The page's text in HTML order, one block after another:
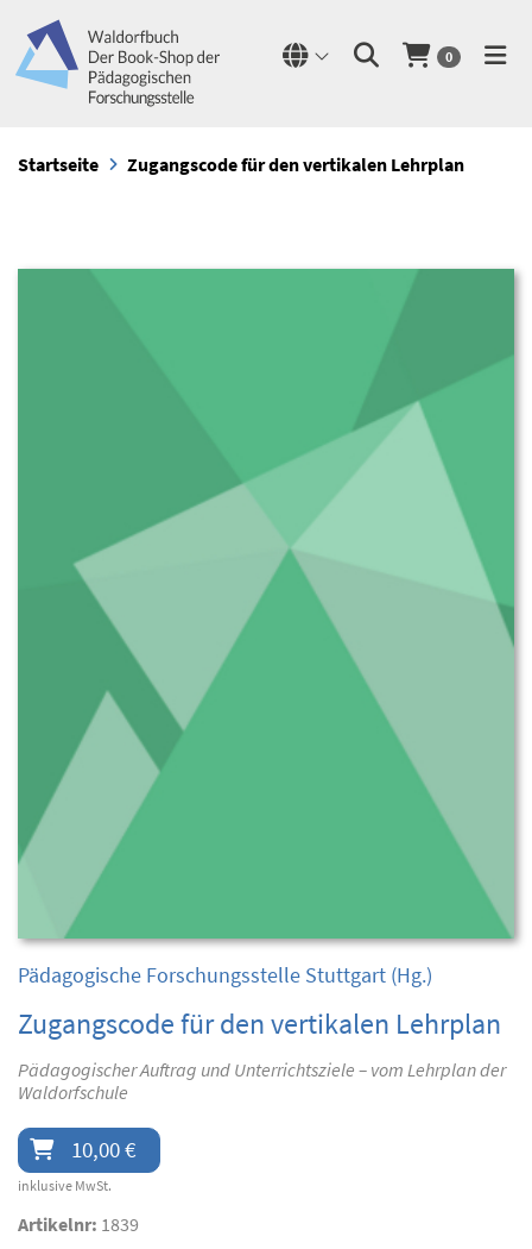
0
Startseite Zugangscode für den vertikalen Lehrplan
Pädagogische Forschungsstelle Stuttgart (Hg.)
Zugangscode für den vertikalen Lehrplan
Pädagogischer Auftrag und Unterrichtsziele – vom Lehrplan der
Waldorfschule
10,00 €
inklusive MwSt.
Artikelnr: 1839